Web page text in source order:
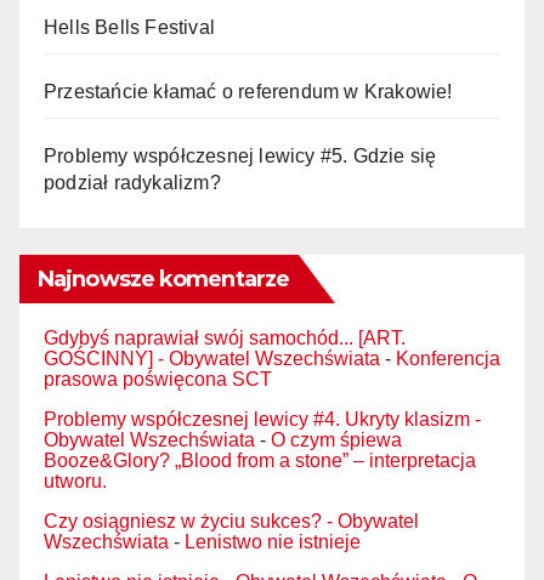
Hells Bells Festival
Przestańcie kłamać o referendum w Krakowie!
Problemy współczesnej lewicy #5. Gdzie się
podział radykalizm?
Najnowsze komentarze
Gdybyś naprawiał swój samochód... [ART.
GOŚCINNY] - Obywatel Wszechświata - Konferencja
prasowa poświęcona SCT
Problemy współczesnej lewicy #4. Ukryty klasizm -
Obywatel Wszechświata - O czym śpiewa
Booze&Glory? „Blood from a stone” – interpretacja
utworu.
Czy osiągniesz w życiu sukces? - Obywatel
Wszechświata - Lenistwo nie istnieje